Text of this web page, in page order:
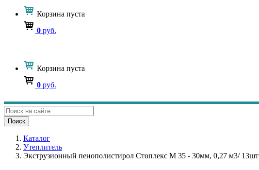
Корзина пуста
0 руб.
Корзина пуста
0 руб.
Поиск
Каталог
Утеплитель
Экструзионный пенополистирол Стоплекс М 35 - 30мм, 0,27 м3/ 13шт